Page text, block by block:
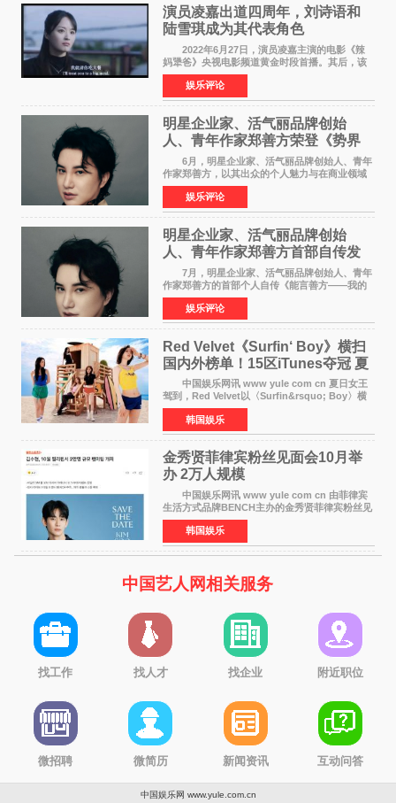
演员凌嘉出道四周年，刘诗语和
陆雪琪成为其代表角色
2022年6月27日，演员凌嘉主演的电影《辣
妈犟爸》央视电影频道黄金时段首播。其后，该
电影在央视电影频道多次复播（2022年8月10
日，2022年9月30日，2023年7月17日，2025年7
月14日）。除了多次复
娱乐评论
明星企业家、活气丽品牌创始
人、青年作家郑善方荣登《势界
POWERCIRCLES》6月刊
6月，明星企业家、活气丽品牌创始人、青年
作家郑善方，以其出众的个人魅力与在商业领域
的卓越建树，成功登上《势界
POWERCIRCLES》，展现了他在时尚与商业领
域的双重影响力。 明星企业家、青
娱乐评论
明星企业家、活气丽品牌创始
人、青年作家郑善方首部自传发
布， 书写跨界创业者的成长答卷
7月，明星企业家、活气丽品牌创始人、青年
作家郑善方的首部个人自传《能言善方——我的
跨界人生》正式发行。这本书以他的人生轨迹为
脉络，首次完整公开了从逐梦少年到横跨美业、
公益等多领域的
娱乐评论
Red Velvet《Surfin‘ Boy》横扫
国内外榜单！15区iTunes夺冠 夏
日女王强势回归
中国娱乐网讯 www yule com cn 夏日女王
驾到，Red Velvet以〈Surfin&rsquo; Boy〉横
扫国内外榜单，获得音乐粉丝的热烈反响。
Red Velvet于3日发行了夏日迷你专辑《Velvet
Summer》，
韩国娱乐
金秀贤菲律宾粉丝见面会10月举
办 2万人规模
中国娱乐网讯 www yule com cn 由菲律宾
生活方式品牌BENCH主办的金秀贤菲律宾粉丝见
面会，将于10月2日在马尼拉SM Mall of
Asia（MOA）竞技场举行，预计规模达2万人。
这也是金秀贤自去年陷
韩国娱乐
中国艺人网相关服务
找工作 找人才 找企业 附近职位
微招聘 微简历 新闻资讯 互动问答
中国娱乐网 www.yule.com.cn